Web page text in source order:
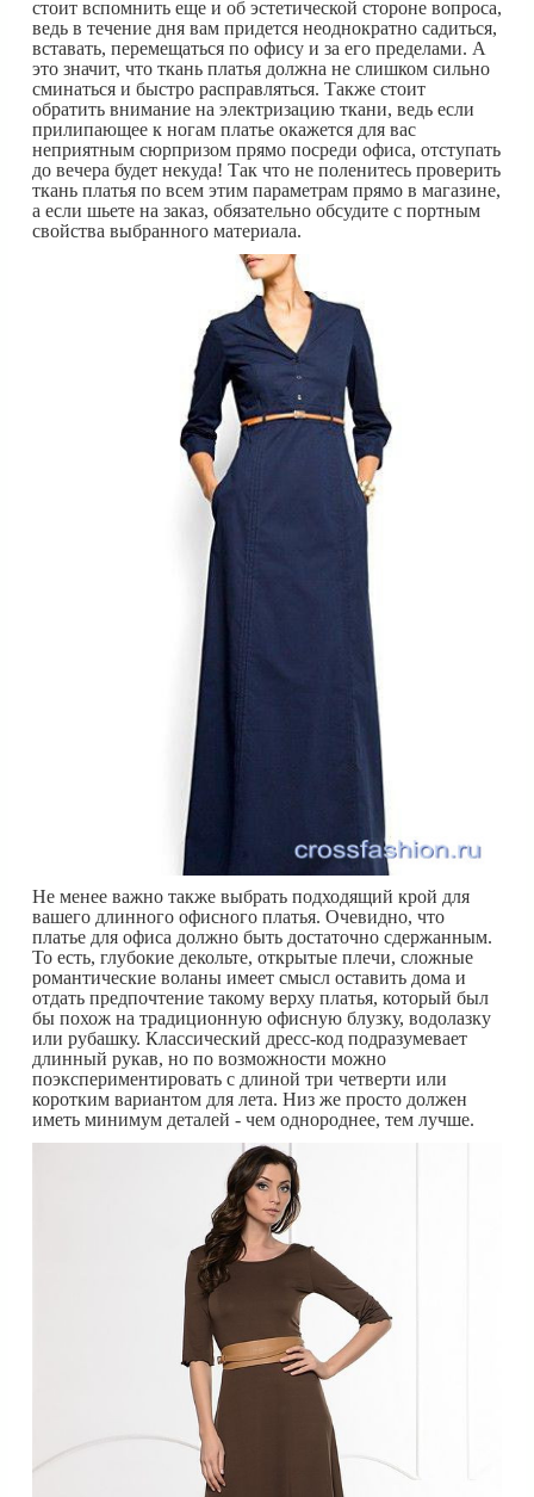
стоит вспомнить еще и об эстетической стороне вопроса,
ведь в течение дня вам придется неоднократно садиться,
вставать, перемещаться по офису и за его пределами. А
это значит, что ткань платья должна не слишком сильно
сминаться и быстро расправляться. Также стоит
обратить внимание на электризацию ткани, ведь если
прилипающее к ногам платье окажется для вас
неприятным сюрпризом прямо посреди офиса, отступать
до вечера будет некуда! Так что не поленитесь проверить
ткань платья по всем этим параметрам прямо в магазине,
а если шьете на заказ, обязательно обсудите с портным
свойства выбранного материала.
Не менее важно также выбрать подходящий крой для
вашего длинного офисного платья. Очевидно, что
платье для офиса должно быть достаточно сдержанным.
То есть, глубокие декольте, открытые плечи, сложные
романтические воланы имеет смысл оставить дома и
отдать предпочтение такому верху платья, который был
бы похож на традиционную офисную блузку, водолазку
или рубашку. Классический дресс-код подразумевает
длинный рукав, но по возможности можно
поэкспериментировать с длиной три четверти или
коротким вариантом для лета. Низ же просто должен
иметь минимум деталей - чем однороднее, тем лучше.